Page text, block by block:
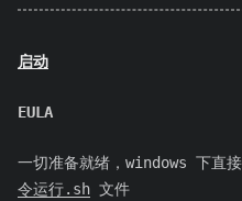
启动
EULA
一切准备就绪，windows 下直
令运行.sh 文件